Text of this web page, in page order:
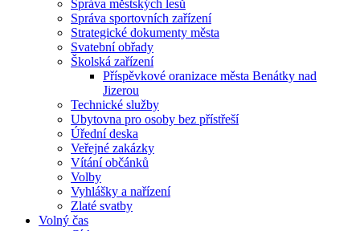
Správa městských lesů
Správa sportovních zařízení
Strategické dokumenty města
Svatební obřady
Školská zařízení
Příspěvkové oranizace města Benátky nad
Jizerou
Technické služby
Ubytovna pro osoby bez přístřeší
Úřední deska
Veřejné zakázky
Vítání občánků
Volby
Vyhlášky a nařízení
Zlaté svatby
Volný čas